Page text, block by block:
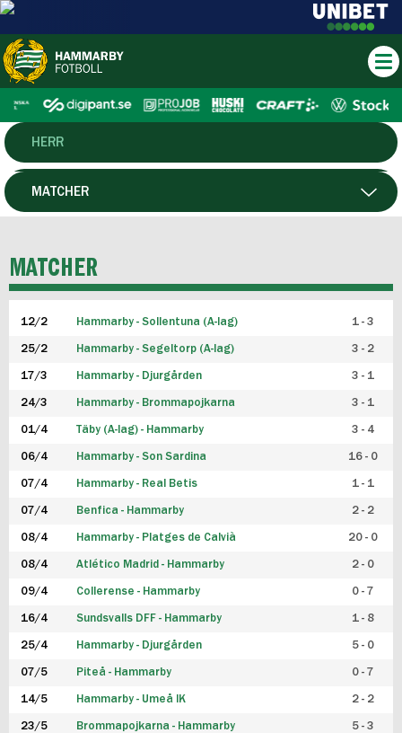
HERR
DAM
P19
F19
FUTSAL HERR
FUTSAL DAM
MATCHER
MATCHER
12/2 Hammarby - Sollentuna (A-lag) 1 - 3
25/2 Hammarby - Segeltorp (A-lag) 3 - 2
17/3 Hammarby - Djurgården 3 - 1
24/3 Hammarby - Brommapojkarna 3 - 1
01/4 Täby (A-lag) - Hammarby 3 - 4
06/4 Hammarby - Son Sardina 16 - 0
07/4 Hammarby - Real Betis 1 - 1
07/4 Benfica - Hammarby 2 - 2
08/4 Hammarby - Platges de Calvià 20 - 0
08/4 Atlético Madrid - Hammarby 2 - 0
09/4 Collerense - Hammarby 0 - 7
16/4 Sundsvalls DFF - Hammarby 1 - 8
25/4 Hammarby - Djurgården 5 - 0
07/5 Piteå - Hammarby 0 - 7
14/5 Hammarby - Umeå IK 2 - 2
23/5 Brommapojkarna - Hammarby 5 - 3